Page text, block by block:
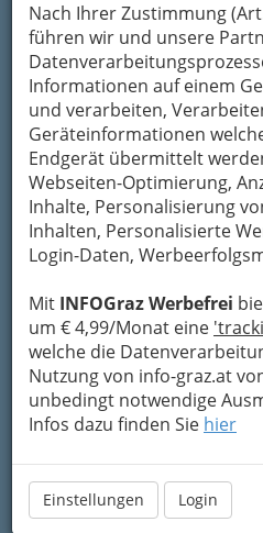
Nach Ihrer Zustimmung
führen wir und unsere
Informationen auf einem
und verarbeiten,
Geräteinformationen
Endgerät übermittelt
Webseiten-Optimierung,
Inhalte, Personalisierung
Inhalten, Personalisierte
Login-Daten,
Mit INFOGraz Werbefrei
um € 4,99/Monat eine
welche die
Nutzung von info-graz.at
unbedingt notwendige
Infos dazu finden Sie hier
Einstellungen Login
Meine Nachricht